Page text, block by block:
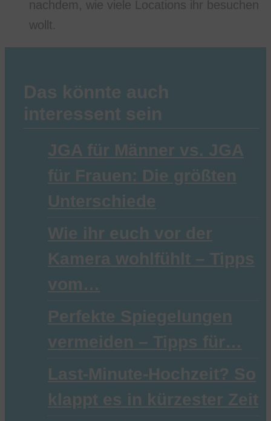
nachdem, wie viele Locations ihr besuchen
wollt.
Das könnte auch
interessent sein
JGA für Männer vs. JGA
für Frauen: Die größten
Unterschiede
Wie ihr euch vor der
Kamera wohlfühlt – Tipps
vom…
Perfekte Spiegelungen
vermeiden – Tipps für…
Last-Minute-Hochzeit? So
klappt es in kürzester Zeit